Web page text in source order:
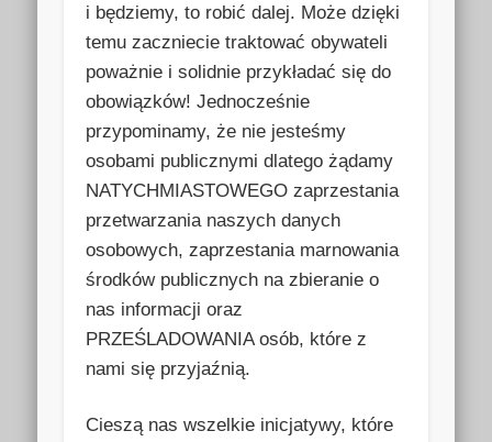
i będziemy, to robić dalej. Może dzięki
temu zaczniecie traktować obywateli
poważnie i solidnie przykładać się do
obowiązków! Jednocześnie
przypominamy, że nie jesteśmy
osobami publicznymi dlatego żądamy
NATYCHMIASTOWEGO zaprzestania
przetwarzania naszych danych
osobowych, zaprzestania marnowania
środków publicznych na zbieranie o
nas informacji oraz
PRZEŚLADOWANIA osób, które z
nami się przyjaźnią.
Cieszą nas wszelkie inicjatywy, które